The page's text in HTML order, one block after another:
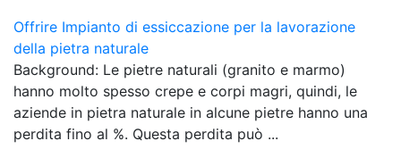
Offrire Impianto di essiccazione per la lavorazione
della pietra naturale
Background: Le pietre naturali (granito e marmo)
hanno molto spesso crepe e corpi magri, quindi, le
aziende in pietra naturale in alcune pietre hanno una
perdita fino al %. Questa perdita può ...